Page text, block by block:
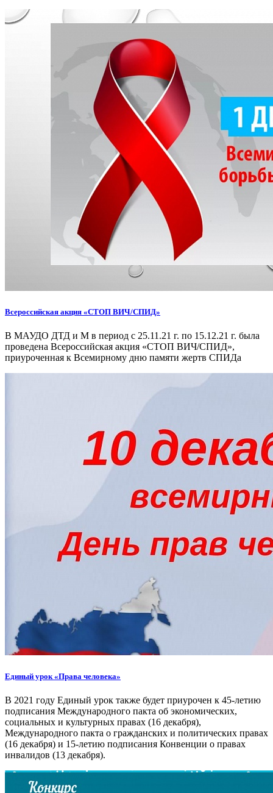
Всероссийская акция «СТОП ВИЧ/СПИД»
В МАУДО ДТД и М в период с 25.11.21 г. по 15.12.21 г. была
проведена Всероссийская акция «СТОП ВИЧ/СПИД»,
приуроченная к Всемирному дню памяти жертв СПИДа
Единый урок «Права человека»
В 2021 году Единый урок также будет приурочен к 45-летию
подписания Международного пакта об экономических,
социальных и культурных правах (16 декабря),
Международного пакта о гражданских и политических правах
(16 декабря) и 15-летию подписания Конвенции о правах
инвалидов (13 декабря).